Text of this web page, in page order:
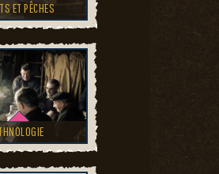
ET PÊCHES